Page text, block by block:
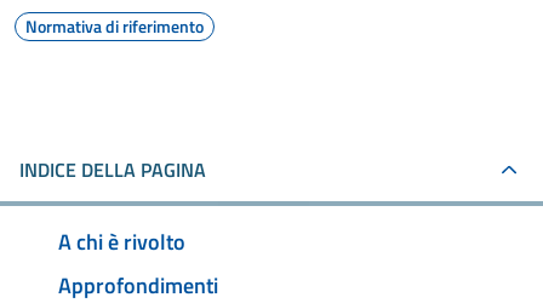
Normativa di riferimento
INDICE DELLA PAGINA
A chi è rivolto
Approfondimenti